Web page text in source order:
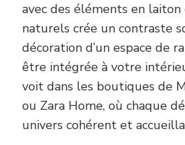
avec des éléments en
naturels crée un contraste
décoration d’un espace de
être intégrée à votre
voit dans les boutiques de
ou Zara Home, où chaque
univers cohérent et